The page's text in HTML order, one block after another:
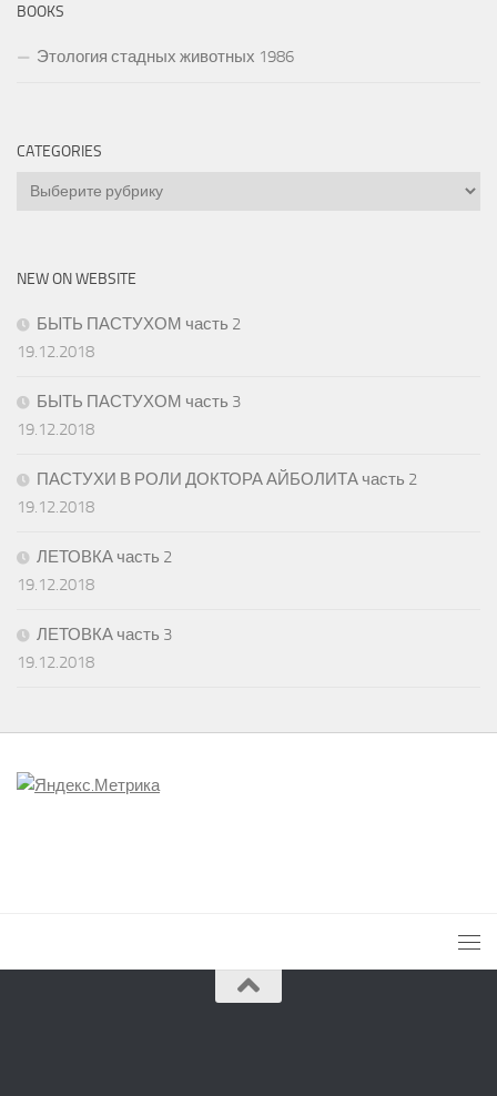
BOOKS
Этология стадных животных 1986
CATEGORIES
Categories
NEW ON WEBSITE
БЫТЬ ПАСТУХОМ часть 2
19.12.2018
БЫТЬ ПАСТУХОМ часть 3
19.12.2018
ПАСТУХИ В РОЛИ ДОКТОРА АЙБОЛИТА часть 2
19.12.2018
ЛЕТОВКА часть 2
19.12.2018
ЛЕТОВКА часть 3
19.12.2018